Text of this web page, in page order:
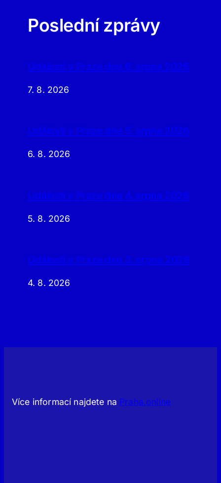
Poslední zprávy
Události v Praze dne 6. srpna 2026
7. 8. 2026
Události v Praze dne 5. srpna 2026
6. 8. 2026
Události v Praze dne 4. srpna 2026
5. 8. 2026
Události v Praze dne 3. srpna 2026
4. 8. 2026
Více informací najdete na Praha.online